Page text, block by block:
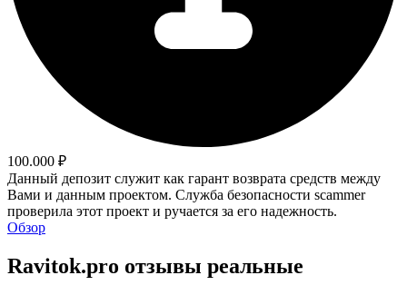
100.000 ₽
Данный депозит служит как гарант возврата средств между
Вами и данным проектом. Служба безопасности scammer
проверила этот проект и ручается за его надежность.
Обзор
Ravitok.pro отзывы реальные